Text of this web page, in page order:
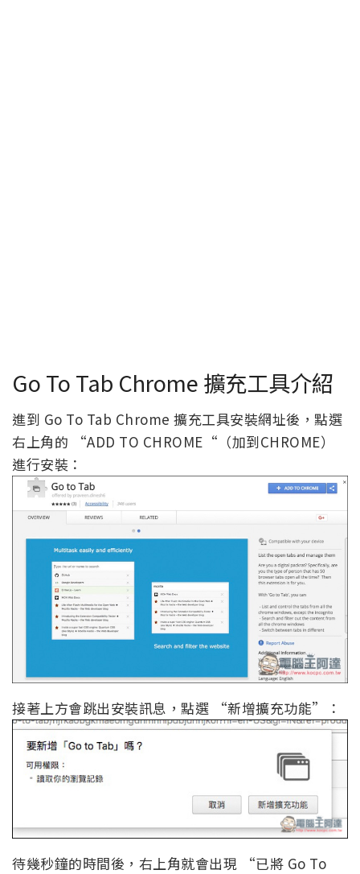
Go To Tab Chrome 擴充工具介紹
進到 Go To Tab Chrome 擴充工具安裝網址後，點選
右上角的 “ADD TO CHROME“（加到CHROME）
進行安裝：
接著上方會跳出安裝訊息，點選 “新增擴充功能”：
待幾秒鐘的時間後，右上角就會出現 “已將 Go To